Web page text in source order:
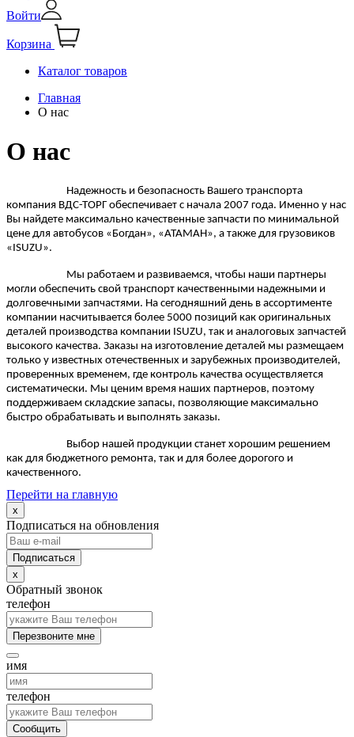
Войти
Корзина
Каталог товаров
Главная
О нас
О нас
Надежность и безопасность Вашего транспорта
компания ВДС-ТОРГ обеспечивает с начала 2007 года. Именно у нас
Вы найдете максимально качественные запчасти по минимальной
цене для автобусов «Богдан», «АТАМАН», а также для грузовиков
«ISUZU».
Мы работаем и развиваемся, чтобы наши партнеры
могли обеспечить свой транспорт качественными надежными и
долговечными запчастями. На сегодняшний день в ассортименте
компании насчитывается более 5000 позиций как оригинальных
деталей производства компании ISUZU, так и аналоговых запчастей
высокого качества. Заказы на изготовление деталей мы размещаем
только у известных отечественных и зарубежных производителей,
проверенных временем, где контроль качества осуществляется
систематически. Мы ценим время наших партнеров, поэтому
поддерживаем складские запасы, позволяющие максимально
быстро обрабатывать и выполнять заказы.
Выбор нашей продукции станет хорошим решением
как для бюджетного ремонта, так и для более дорогого и
качественного.
Перейти на главную
x
Подписаться на обновления
x
Обратный звонок
телефон
Перезвоните мне
имя
телефон
Сообщить